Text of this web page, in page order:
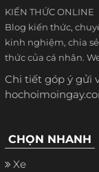
KIẾN THỨC ONLINE
Blog kiến thức,
kinh nghiệm, chia
thức của cá nhân.
Chi tiết góp ý gửi
CHỌN NHANH
Xe